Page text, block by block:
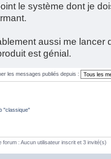
le système dont je
aussi me lancer
est génial.
les messages publiés depuis :
"classique"
forum : Aucun utilisateur inscrit et 3 invité(s)